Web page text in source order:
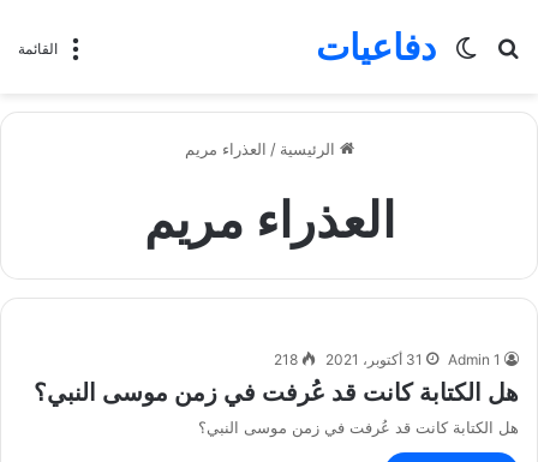
القائمة دفاعيات
بحث
الوضع
الرئيسية / العذراء مريم
العذراء مريم
Admin 1 31 أكتوبر، 2021 218
هل الكتابة كانت قد عُرفت في زمن موسى النبي؟
هل الكتابة كانت قد عُرفت في زمن موسى النبي؟